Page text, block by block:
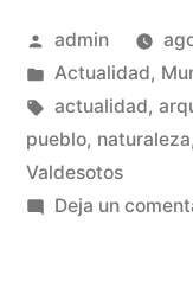
Publicado
por
admin
Publicado
en
Actualidad,
Etiquetas:
actualidad,
pueblo, naturaleza,
Valdesotos
Deja un